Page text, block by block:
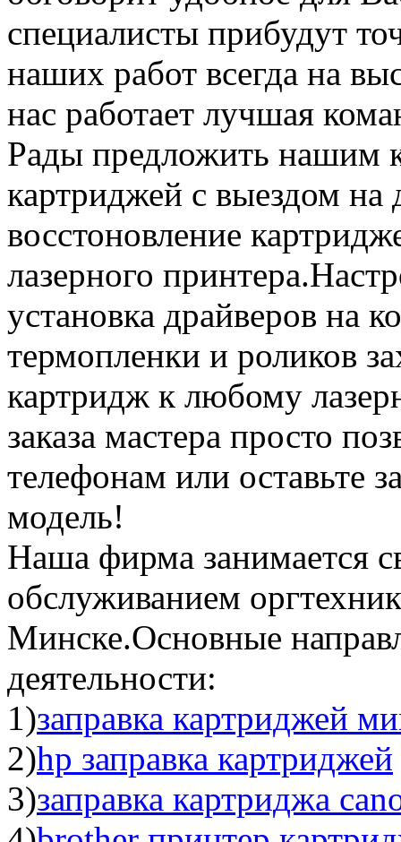
специалисты прибудут
наших работ всегда на
нас работает лучшая
Рады предложить нашим
картриджей с выездом
восстоновление
лазерного
установка драйверов на
термопленки и роликов
картридж к любому
заказа мастера просто
телефонам или оставьте
модель!
Наша фирма занимается
обслуживанием
Минске.Основные
деятельности:
1)заправка картриджей
2)hp заправка картриджей
3)заправка картриджа